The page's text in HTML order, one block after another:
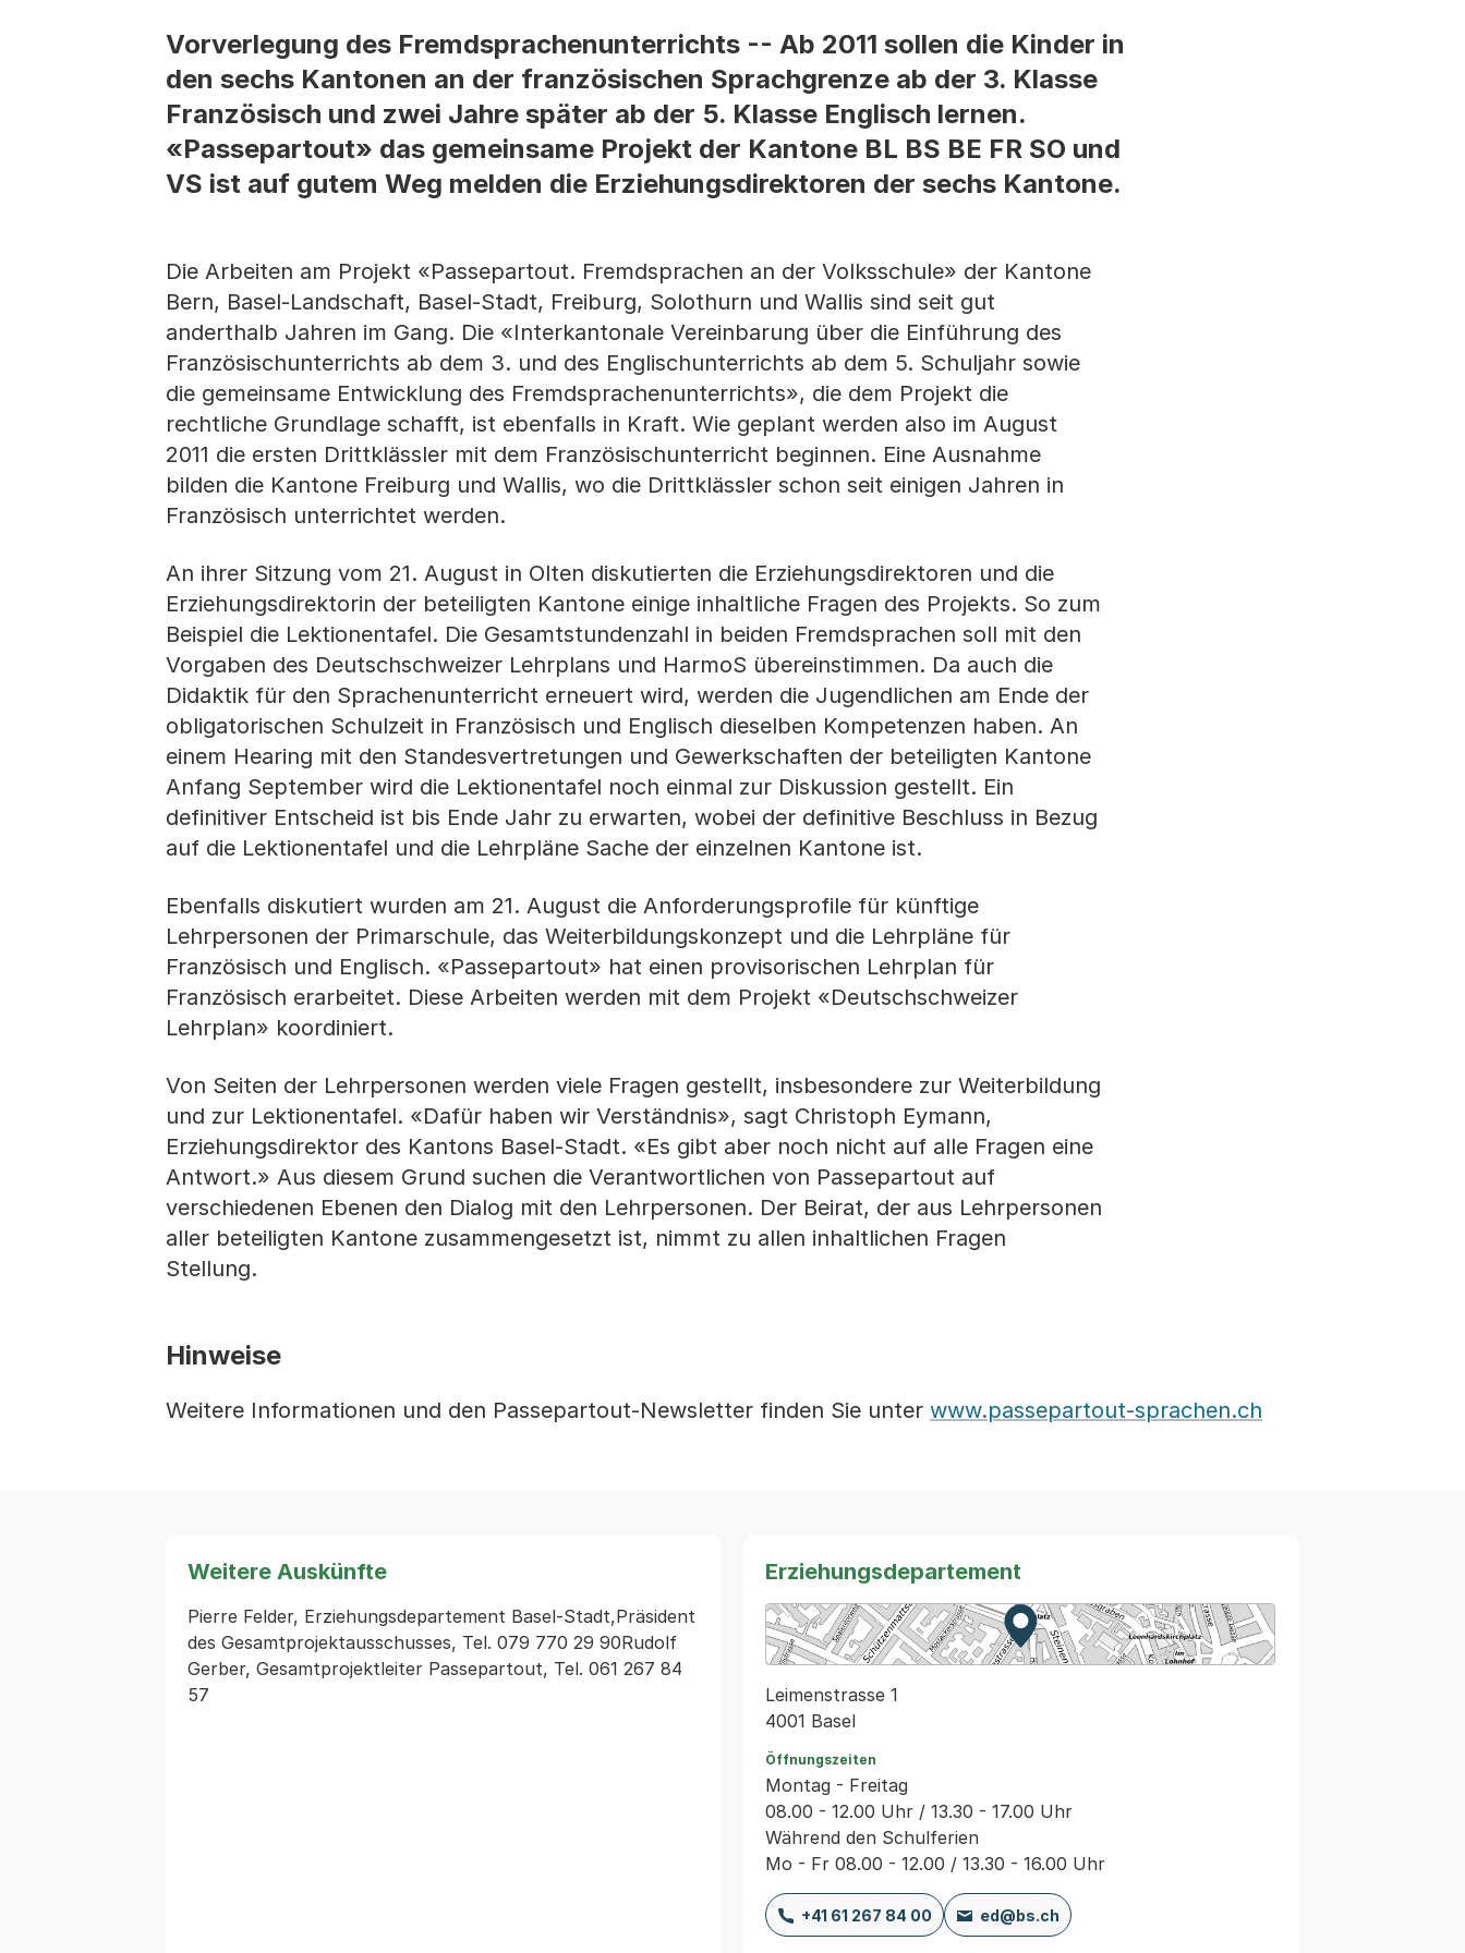
Vorverlegung des Fremdsprachenunterrichts -- Ab 2011 sollen die Kinder in
den sechs Kantonen an der französischen Sprachgrenze ab der 3. Klasse
Französisch und zwei Jahre später ab der 5. Klasse Englisch lernen.
«Passepartout» das gemeinsame Projekt der Kantone BL BS BE FR SO und
VS ist auf gutem Weg melden die Erziehungsdirektoren der sechs Kantone.
Die Arbeiten am Projekt «Passepartout. Fremdsprachen an der Volksschule» der Kantone
Bern, Basel-Landschaft, Basel-Stadt, Freiburg, Solothurn und Wallis sind seit gut
anderthalb Jahren im Gang. Die «Interkantonale Vereinbarung über die Einführung des
Französischunterrichts ab dem 3. und des Englischunterrichts ab dem 5. Schuljahr sowie
die gemeinsame Entwicklung des Fremdsprachenunterrichts», die dem Projekt die
rechtliche Grundlage schafft, ist ebenfalls in Kraft. Wie geplant werden also im August
2011 die ersten Drittklässler mit dem Französischunterricht beginnen. Eine Ausnahme
bilden die Kantone Freiburg und Wallis, wo die Drittklässler schon seit einigen Jahren in
Französisch unterrichtet werden.
An ihrer Sitzung vom 21. August in Olten diskutierten die Erziehungsdirektoren und die
Erziehungsdirektorin der beteiligten Kantone einige inhaltliche Fragen des Projekts. So zum
Beispiel die Lektionentafel. Die Gesamtstundenzahl in beiden Fremdsprachen soll mit den
Vorgaben des Deutschschweizer Lehrplans und HarmoS übereinstimmen. Da auch die
Didaktik für den Sprachenunterricht erneuert wird, werden die Jugendlichen am Ende der
obligatorischen Schulzeit in Französisch und Englisch dieselben Kompetenzen haben. An
einem Hearing mit den Standesvertretungen und Gewerkschaften der beteiligten Kantone
Anfang September wird die Lektionentafel noch einmal zur Diskussion gestellt. Ein
definitiver Entscheid ist bis Ende Jahr zu erwarten, wobei der definitive Beschluss in Bezug
auf die Lektionentafel und die Lehrpläne Sache der einzelnen Kantone ist.
Ebenfalls diskutiert wurden am 21. August die Anforderungsprofile für künftige
Lehrpersonen der Primarschule, das Weiterbildungskonzept und die Lehrpläne für
Französisch und Englisch. «Passepartout» hat einen provisorischen Lehrplan für
Französisch erarbeitet. Diese Arbeiten werden mit dem Projekt «Deutschschweizer
Lehrplan» koordiniert.
Von Seiten der Lehrpersonen werden viele Fragen gestellt, insbesondere zur Weiterbildung
und zur Lektionentafel. «Dafür haben wir Verständnis», sagt Christoph Eymann,
Erziehungsdirektor des Kantons Basel-Stadt. «Es gibt aber noch nicht auf alle Fragen eine
Antwort.» Aus diesem Grund suchen die Verantwortlichen von Passepartout auf
verschiedenen Ebenen den Dialog mit den Lehrpersonen. Der Beirat, der aus Lehrpersonen
aller beteiligten Kantone zusammengesetzt ist, nimmt zu allen inhaltlichen Fragen
Stellung.
Hinweise
Weitere Informationen und den Passepartout-Newsletter finden Sie unter www.passepartout-sprachen.ch
Weitere Auskünfte
Pierre Felder, Erziehungsdepartement Basel-Stadt,Präsident
des Gesamtprojektausschusses, Tel. 079 770 29 90Rudolf
Gerber, Gesamtprojektleiter Passepartout, Tel. 061 267 84
57
Erziehungsdepartement
Zur Karte von MapBS.
Externer Link, wird in einem neuen Tab oder
Leimenstrasse 1
4001 Basel
Öffnungszeiten
Montag - Freitag
08.00 - 12.00 Uhr / 13.30 - 17.00 Uhr
Während den Schulferien
Mo - Fr 08.00 - 12.00 / 13.30 - 16.00 Uhr
+41 61 267 84 00 ed@bs.ch